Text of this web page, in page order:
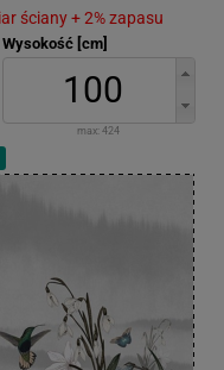
ściany + 2% zapasu
Wysokość [cm]
max: 424